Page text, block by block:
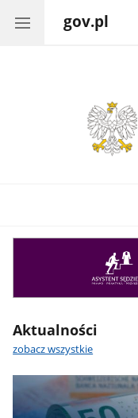
gov.pl
Aktualności
zobacz wszystkie